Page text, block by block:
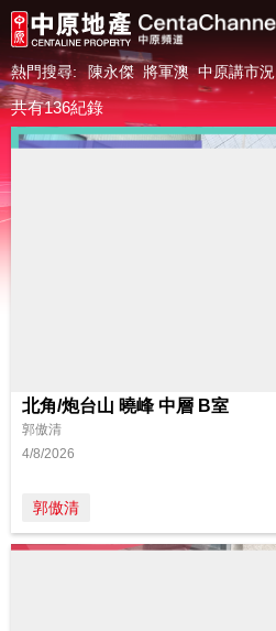
熱門搜尋: 陳永傑 將軍澳 中原講市況
共有136紀錄
北角/炮台山 曉峰 中層 B室
郭傲清
4/8/2026
郭傲清